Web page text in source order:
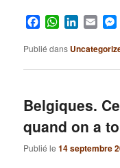
Facebook
WhatsApp
LinkedIn
Publié dans
Belgiques.
quand on a
Publié le14 septembre